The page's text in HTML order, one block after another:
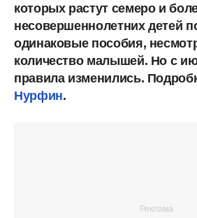
которых растут семеро и
несовершеннолетних детей
одинаковые пособия,
количество малышей. Но с
правила изменились.
Нурфин.